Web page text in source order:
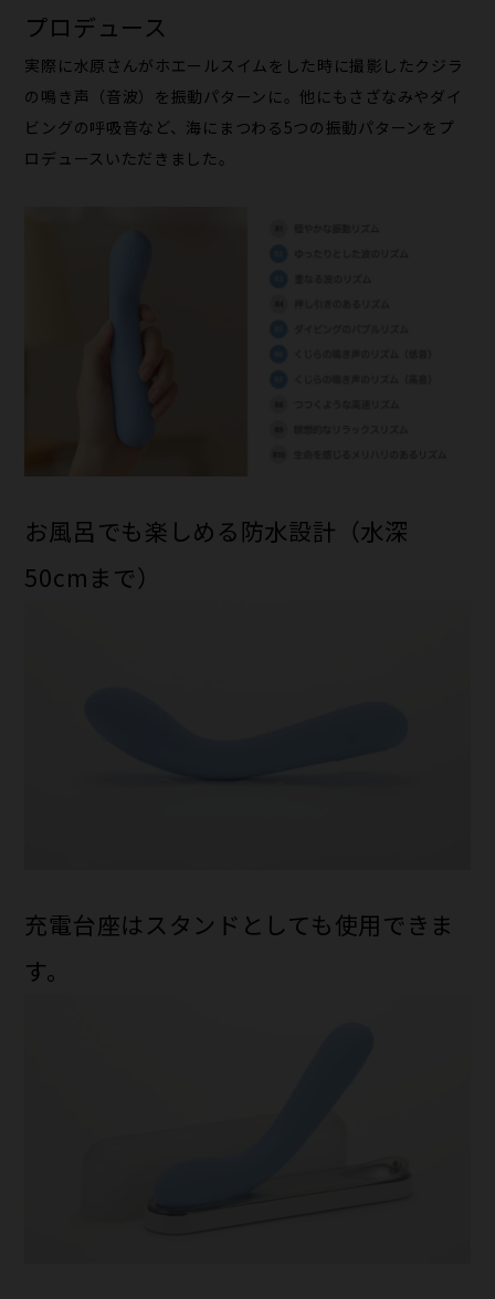
プロデュース
実際に水原さんがホエールスイムをした時に撮影したクジラ
の鳴き声（音波）を振動パターンに。他にもさざなみやダイ
ビングの呼吸音など、海にまつわる5つの振動パターンをプ
ロデュースいただきました。
お風呂でも楽しめる防水設計（水深
50cmまで）
充電台座はスタンドとしても使用できま
す。